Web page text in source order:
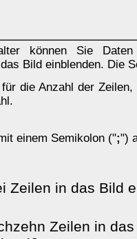
können Sie
Bild einblenden. Die
die Anzahl der
einem Semikolon (";")
Zeilen in das Bild
Zeilen in